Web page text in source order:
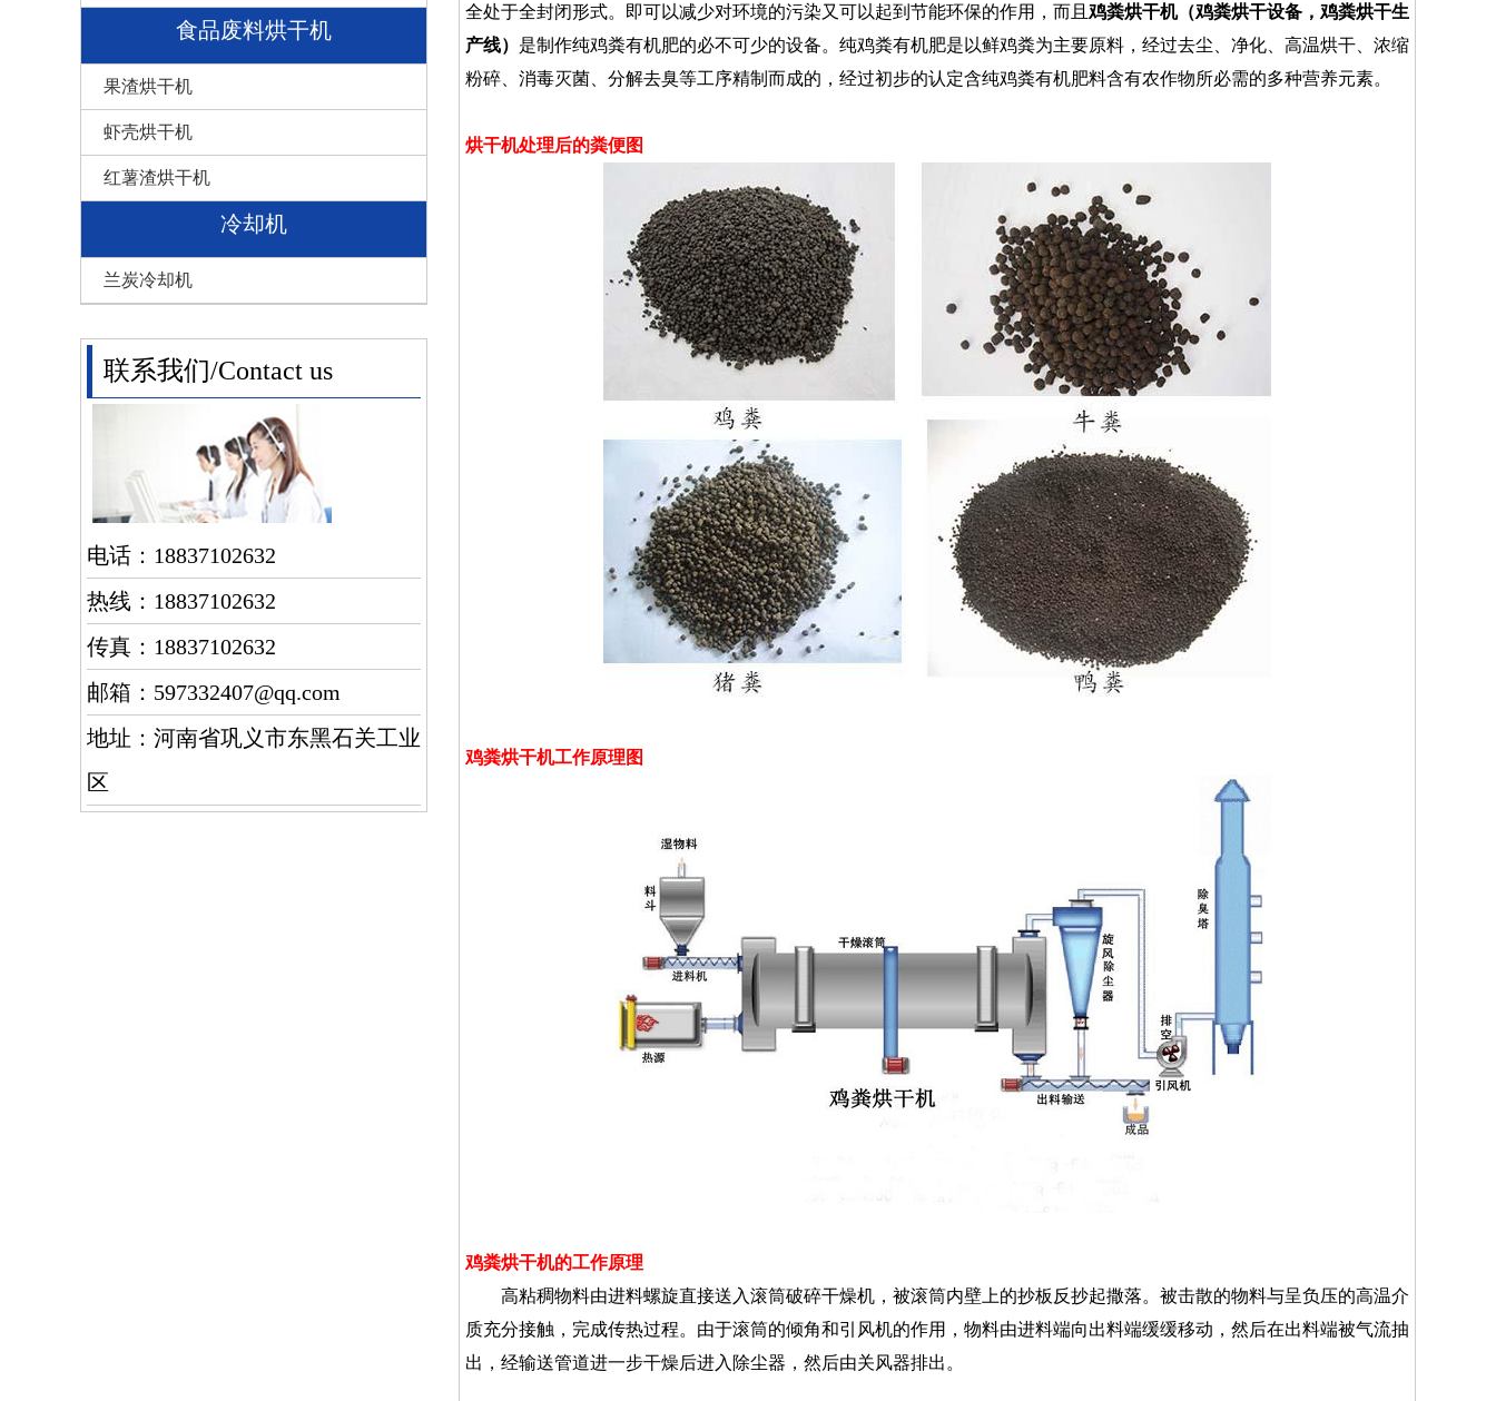
食品废料烘干机
果渣烘干机
虾壳烘干机
红薯渣烘干机
冷却机
兰炭冷却机
联系我们/Contact us
电话：18837102632
热线：18837102632
传真：18837102632
邮箱：597332407@qq.com
地址：河南省巩义市东黑石关工业
区
全处于全封闭形式。即可以减少对环境的污染又可以起到节能环保的作用，而且 鸡粪烘干机（鸡粪烘干设备，鸡粪烘干生
产线） 是制作纯鸡粪有机肥的必不可少的设备。纯鸡粪有机肥是以鲜鸡粪为主要原料，经过去尘、净化、高温烘干、浓缩
粉碎、消毒灭菌、分解去臭等工序精制而成的，经过初步的认定含纯鸡粪有机肥料含有农作物所必需的多种营养元素。
烘干机处理后的粪便图
鸡粪烘干机工作原理图
鸡粪烘干机的工作原理
高粘稠物料由进料螺旋直接送入滚筒破碎干燥机，被滚筒内壁上的抄板反抄起撒落。被击散的物料与呈负压的高温介
质充分接触，完成传热过程。由于滚筒的倾角和引风机的作用，物料由进料端向出料端缓缓移动，然后在出料端被气流抽
出，经输送管道进一步干燥后进入除尘器，然后由关风器排出。